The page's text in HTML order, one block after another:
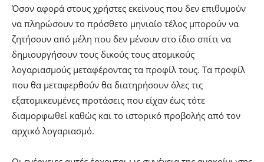
Όσον αφορά στους χρήστες εκείνους που δεν επιθυμούν
να πληρώσουν το πρόσθετο μηνιαίο τέλος μπορούν να
ζητήσουν από μέλη που δεν μένουν στο ίδιο σπίτι να
δημιουργήσουν τους δικούς τους ατομικούς
λογαριασμούς μεταφέροντας τα προφίλ τους. Τα προφίλ
που θα μεταφερθούν θα διατηρήσουν όλες τις
εξατομικευμένες προτάσεις που είχαν έως τότε
διαμορφωθεί καθώς και το ιστορικό προβολής από τον
αρχικό λογαριασμό.